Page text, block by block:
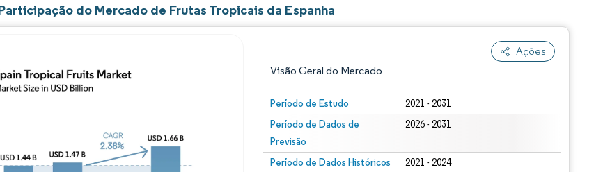
do Mercado de Frutas Tropicais da Espanha
Ações
Visão Geral do Mercado
Período de Estudo 2021 - 2031
Período de Dados de
Previsão
2026 - 2031
Período de Dados Históricos 2021 - 2024